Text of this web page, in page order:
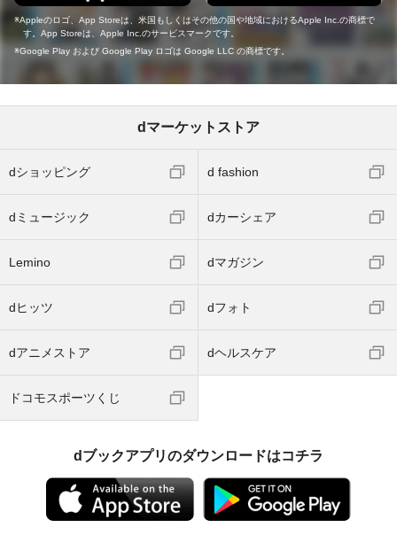
Appleのロゴ、App Storeは、米国もしくはその他の国や地域におけるApple Inc.の商標で
す。App Storeは、Apple Inc.のサービスマークです。
Google Play および Google Play ロゴは Google LLC の商標です。
dマーケットストア
dショッピング d fashion
dミュージック dカーシェア
Lemino dマガジン
dヒッツ dフォト
dアニメストア dヘルスケア
ドコモスポーツくじ
dブックアプリのダウンロードはコチラ